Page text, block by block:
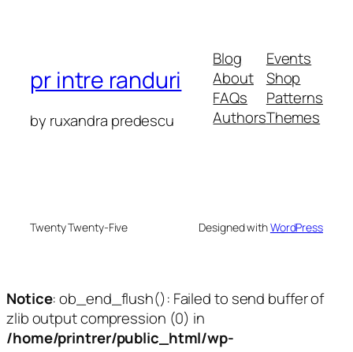
pr intre randuri
by ruxandra predescu
Blog
About
FAQs
Authors
Events
Shop
Patterns
Themes
Twenty Twenty-Five Designed withWordPress
Notice: ob_end_flush(): Failed to send buffer of
zlib output compression (0) in
/home/printrer/public_html/wp-